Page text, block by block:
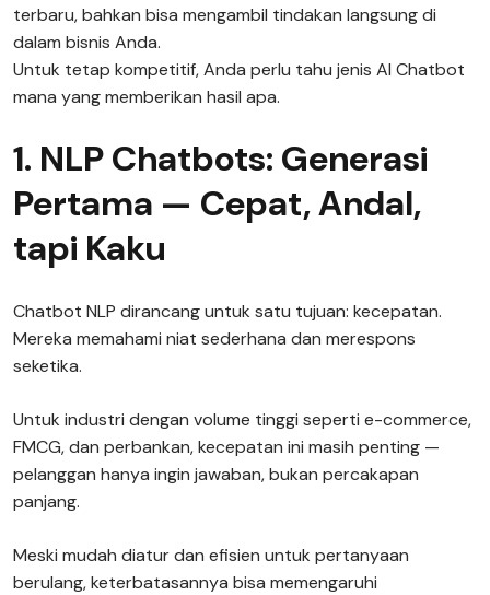
terbaru, bahkan bisa mengambil tindakan langsung di
dalam bisnis Anda.
Untuk tetap kompetitif, Anda perlu tahu jenis AI Chatbot
mana yang memberikan hasil apa.
1. NLP Chatbots: Generasi
Pertama — Cepat, Andal,
tapi Kaku
Chatbot NLP dirancang untuk satu tujuan: kecepatan.
Mereka memahami niat sederhana dan merespons
seketika.
Untuk industri dengan volume tinggi seperti e-commerce,
FMCG, dan perbankan, kecepatan ini masih penting —
pelanggan hanya ingin jawaban, bukan percakapan
panjang.
Meski mudah diatur dan efisien untuk pertanyaan
berulang, keterbatasannya bisa memengaruhi